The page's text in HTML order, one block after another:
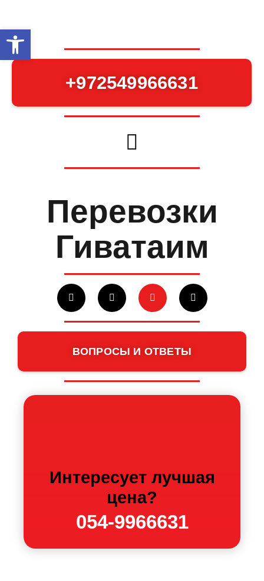
+972549966631
Перевозки
Гиватаим
ВОПРОСЫ И ОТВЕТЫ
Интересует лучшая
цена?
054-9966631
Открыть панель инструментов